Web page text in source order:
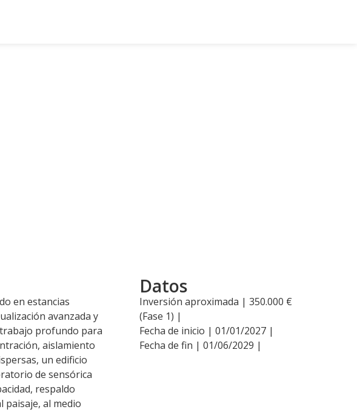
en estancias
avanzada y
profundo para
aislamiento
un edificio
de sensórica
respaldo
paisaje, al medio
Datos
Inversión aproximada | 350.000 €
(Fase 1) |
Fecha de inicio | 01/01/2027 |
Fecha de fin | 01/06/2029 |